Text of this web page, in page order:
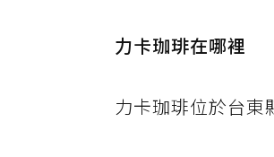
力卡珈琲在哪裡
力卡珈琲位於台東